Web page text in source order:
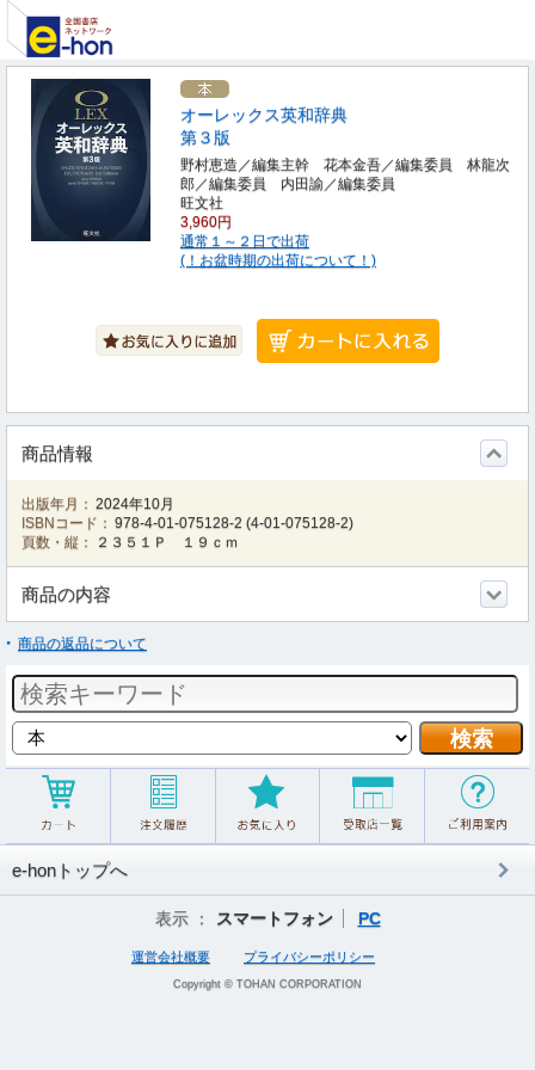
オーレックス英和辞典
第３版
野村恵造／編集主幹 花本金吾／編集委員 林龍次
郎／編集委員 内田諭／編集委員
旺文社
3,960円
通常１～２日で出荷
(！お盆時期の出荷について！)
商品情報
出版年月： 2024年10月
ISBNコード： 978-4-01-075128-2 (4-01-075128-2)
頁数・縦：
２３５１Ｐ １９ｃｍ
商品の内容
商品の返品について
e-honトップへ
表示 ： スマートフォン PC
運営会社概要 プライバシーポリシー
Copyright © TOHAN CORPORATION